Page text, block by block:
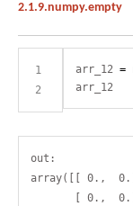
2.1.9.numpy.empty
1
2
arr_12 =
arr_12
out:
array([[ 0.,
[ 0.,